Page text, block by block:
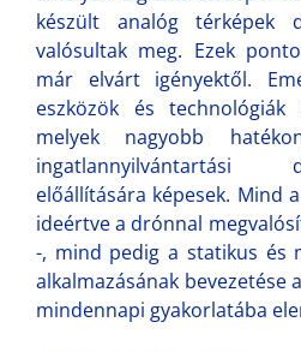
készült analóg térképek
valósultak meg. Ezek
már elvárt igényektől.
eszközök és technológiák
melyek nagyobb
ingatlannyilvántartási
előállítására képesek. Mind
ideértve a drónnal
-, mind pedig a statikus és
alkalmazásának bevezetése
mindennapi gyakorlatába